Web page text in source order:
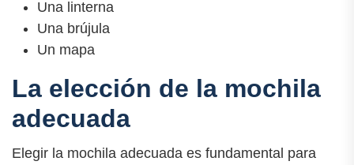
Una linterna
Una brújula
Un mapa
La elección de la mochila
adecuada
Elegir la mochila adecuada es fundamental para